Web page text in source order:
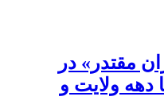
مقتدر» در
با دهه ولایت و